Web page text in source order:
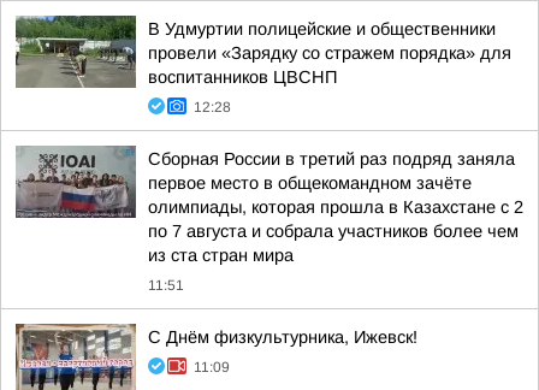
В Удмуртии полицейские и общественники
провели «Зарядку со стражем порядка» для
воспитанников ЦВСНП
12:28
Сборная России в третий раз подряд заняла
первое место в общекомандном зачёте
олимпиады, которая прошла в Казахстане с 2
по 7 августа и собрала участников более чем
из ста стран мира
11:51
С Днём физкультурника, Ижевск!
11:09